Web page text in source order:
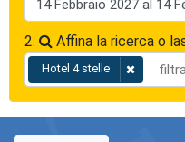
2. Affina la ricerca o
Hotel 4 stelle